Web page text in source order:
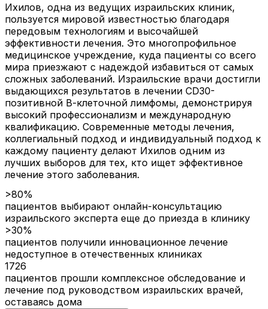
Ихилов, одна из ведущих израильских клиник,
пользуется мировой известностью благодаря
передовым технологиям и высочайшей
эффективности лечения. Это многопрофильное
медицинское учреждение, куда пациенты со всего
мира приезжают с надеждой избавиться от самых
сложных заболеваний. Израильские врачи достигли
выдающихся результатов в лечении CD30-
позитивной В-клеточной лимфомы, демонстрируя
высокий профессионализм и международную
квалификацию. Современные методы лечения,
коллегиальный подход и индивидуальный подход к
каждому пациенту делают Ихилов одним из
лучших выборов для тех, кто ищет эффективное
лечение этого заболевания.
>80%
пациентов выбирают онлайн-консультацию
израильского эксперта еще до приезда в клинику
>30%
пациентов получили инновационное лечение
недоступное в отечественных клиниках
1726
пациентов прошли комплексное обследование и
лечение под руководством израильских врачей,
оставаясь дома